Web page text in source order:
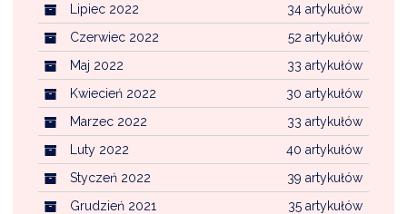
34 artykułów
Lipiec 2022
52 artykułów
Czerwiec 2022
33 artykułów
Maj 2022
30 artykułów
Kwiecień 2022
33 artykułów
Marzec 2022
40 artykułów
Luty 2022
39 artykułów
Styczeń 2022
35 artykułów
Grudzień 2021